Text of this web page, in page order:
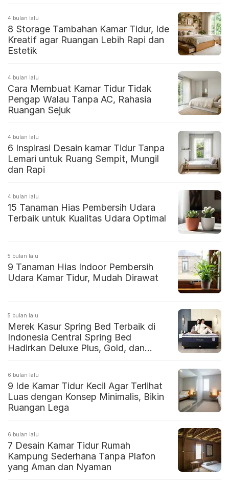
4 bulan lalu
8 Storage Tambahan Kamar Tidur, Ide
Kreatif agar Ruangan Lebih Rapi dan
Estetik
4 bulan lalu
Cara Membuat Kamar Tidur Tidak
Pengap Walau Tanpa AC, Rahasia
Ruangan Sejuk
4 bulan lalu
6 Inspirasi Desain kamar Tidur Tanpa
Lemari untuk Ruang Sempit, Mungil
dan Rapi
4 bulan lalu
15 Tanaman Hias Pembersih Udara
Terbaik untuk Kualitas Udara Optimal
5 bulan lalu
9 Tanaman Hias Indoor Pembersih
Udara Kamar Tidur, Mudah Dirawat
5 bulan lalu
Merek Kasur Spring Bed Terbaik di
Indonesia Central Spring Bed
Hadirkan Deluxe Plus, Gold, dan
6 bulan lalu
9 Ide Kamar Tidur Kecil Agar Terlihat
Luas dengan Konsep Minimalis, Bikin
Ruangan Lega
6 bulan lalu
7 Desain Kamar Tidur Rumah
Kampung Sederhana Tanpa Plafon
yang Aman dan Nyaman